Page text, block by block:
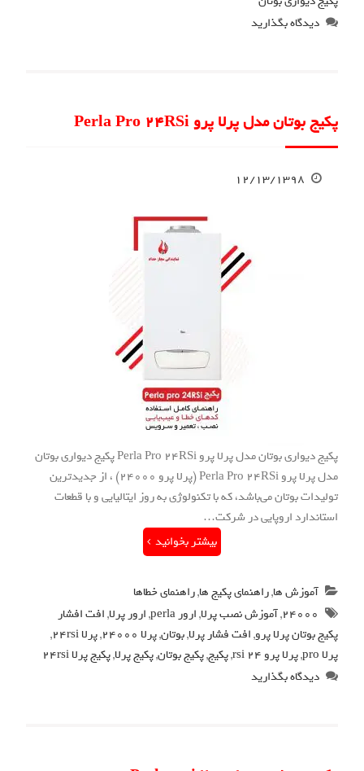
دیدگاه بگذارید
پکیج بوتان مدل پرلا پرو Perla Pro 24RSi
۱۲/۱۳/۱۳۹۸
پکیج دیواری بوتان مدل پرلا پرو Perla Pro 24RSi پکیج دیواری بوتان
مدل پرلا پرو Perla Pro 24RSi (پرلا پرو 24000) ، از جدیدترین
تولیدات بوتان می‌باشد، که با تکنولوژی به روز ایتالیایی و با قطعات
استاندارد اروپایی در شرکت…
بیشتر بخوانید
آموزش ها,راهنمای پکیج ها,راهنمای خطاها
24000
,آموزش نصب پرلا,ارور perla ,ارور پرلا,افت افشار
پکیج بوتان پرلا پرو,افت فشار پرلا,بوتان,پرلا 24000 ,پرلا 24rsi
,
پرلا pro
,پرلا پرو 24 rsi ,پکیج,پکیج بوتان,پکیج پرلا,پکیج پرلا 24rsi
دیدگاه بگذارید